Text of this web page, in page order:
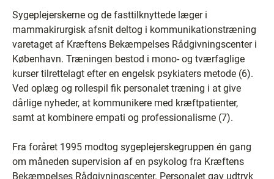
Sygeplejerskerne og de fasttilknyttede læger i
mammakirurgisk afsnit deltog i kommunikationstræning
varetaget af Kræftens Bekæmpelses Rådgivningscenter i
København. Træningen bestod i mono- og tværfaglige
kurser tilrettelagt efter en engelsk psykiaters metode (6).
Ved oplæg og rollespil fik personalet træning i at give
dårlige nyheder, at kommunikere med kræftpatienter,
samt at kombinere empati og professionalisme (7).
Fra foråret 1995 modtog sygeplejerskegruppen én gang
om måneden supervision af en psykolog fra Kræftens
Bekæmpelses Rådgivningscenter. Personalet gav udtryk